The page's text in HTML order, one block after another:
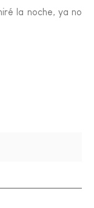
la noche, ya no